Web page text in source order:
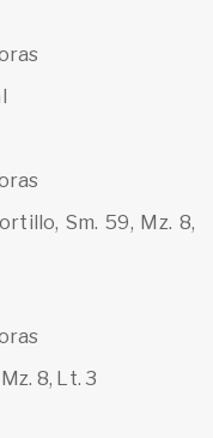
Sm. 59, Mz. 8,
8, Lt. 3